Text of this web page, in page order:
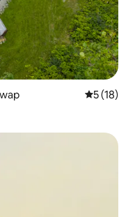
Keskmine
5 (18)